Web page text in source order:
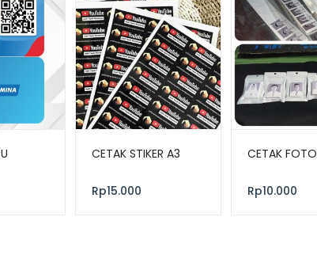
CETAK STIKER A3
Rp15.000
CETAK FOTO
Rp10.000